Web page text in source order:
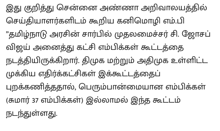
இது குறித்து சென்னை அண்ணா அறிவாலயத்தில்
செய்தியாளர்களிடம் கூறிய கனிமொழி எம்.பி
”தமிழ்நாடு அரசின் சார்பில் முதலமைச்சர் சி. ஜோசப்
விஜய் அனைத்து கட்சி எம்பிக்கள் கூட்டத்தை
நடத்தியிருக்கிறார். திமுக மற்றும் அதிமுக உள்ளிட்ட
முக்கிய எதிர்க்கட்சிகள் இக்கூட்டத்தைப்
புறக்கணித்ததால், பெரும்பான்மையான எம்பிக்கள்
(சுமார் 37 எம்பிக்கள்) இல்லாமல் இந்த கூட்டம்
நடந்துள்ளது.